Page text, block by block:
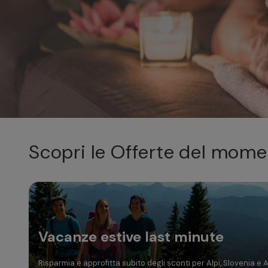
Dom Mer Gio
5 6
9 10 11 12 13
16 17 18 19 20
23 24 25 26 27
30 31
Scopri le Offerte del
Vacanze estive last minute
Risparmia e approfitta subito degli sconti per Alpi, Slovenia e